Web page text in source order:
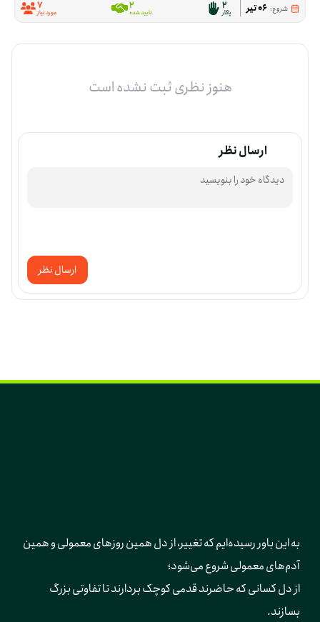
شروع: 06 تیر 2
پاکار 2
تایید شده 7
مورد نیاز
هنوز نظری ثبت نشده است
ارسال نظر
ارسال نظر
به این باور رسیده‌ایم که تغییر، از دل همین روزهای معمولی و همین
آدم‌های معمولی شروع می‌شود؛
از دل کسانی که حاضرند قدمی کوچک بردارند تا تفاوتی بزرگ
بسازند.